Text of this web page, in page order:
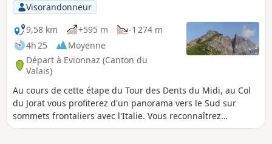
Visorandonneur
9,58 km
+595 m
-1 274 m
4h 25
Moyenne
Départ à Evionnaz (Canton du
Valais)
Au cours de cette étape du Tour des Dents du Midi, au Col
du Jorat vous profiterez d'un panorama vers le Sud sur
sommets frontaliers avec l'Italie. Vous reconnaîtrez
surement le Mont Cervin. Vous aurez aussi une vie